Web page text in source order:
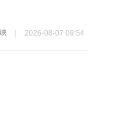
2026-08-07 09:54